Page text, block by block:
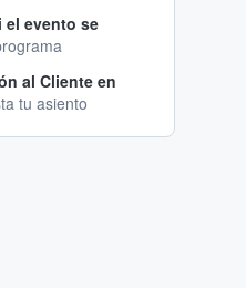
el evento se
al Cliente en
tu asiento